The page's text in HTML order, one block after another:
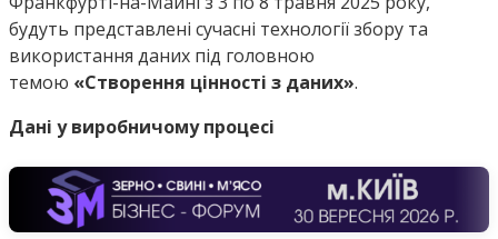
будуть представлені сучасні технології збору та
використання даних під головною
темою «Створення цінності з даних».
Дані у виробничому процесі